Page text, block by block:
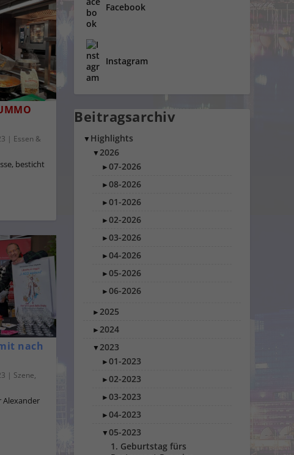
| Essen &
besticht
nach
| Szene,
Alexander
Facebook
Instagram
Beitragsarchiv
▼ Highlights
▼ 2026
►07-2026
►08-2026
►01-2026
►02-2026
►03-2026
►04-2026
►05-2026
►06-2026
► 2025
► 2024
▼ 2023
►01-2023
►02-2023
►03-2023
►04-2023
▼05-2023
1. Geburtstag fürs